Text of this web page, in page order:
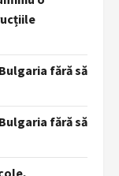
fără să
fără să